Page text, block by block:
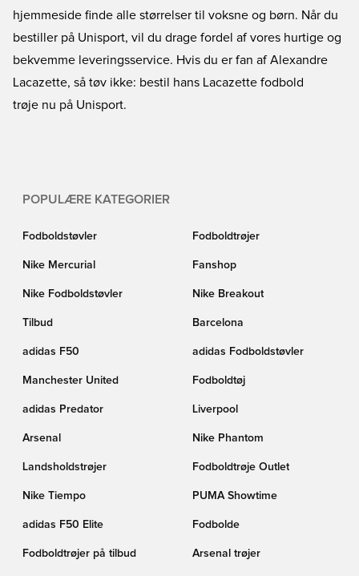
hjemmeside finde alle størrelser til voksne og børn. Når du
bestiller på Unisport, vil du drage fordel af vores hurtige og
bekvemme leveringsservice. Hvis du er fan af Alexandre
Lacazette, så tøv ikke: bestil hans Lacazette fodbold
trøje nu på Unisport.
POPULÆRE KATEGORIER
Fodboldstøvler Fodboldtrøjer
Nike Mercurial Fanshop
Nike Fodboldstøvler Nike Breakout
Tilbud Barcelona
adidas F50 adidas Fodboldstøvler
Manchester United Fodboldtøj
adidas Predator Liverpool
Arsenal Nike Phantom
Landsholdstrøjer Fodboldtrøje Outlet
Nike Tiempo PUMA Showtime
adidas F50 Elite Fodbolde
Fodboldtrøjer på tilbud Arsenal trøjer